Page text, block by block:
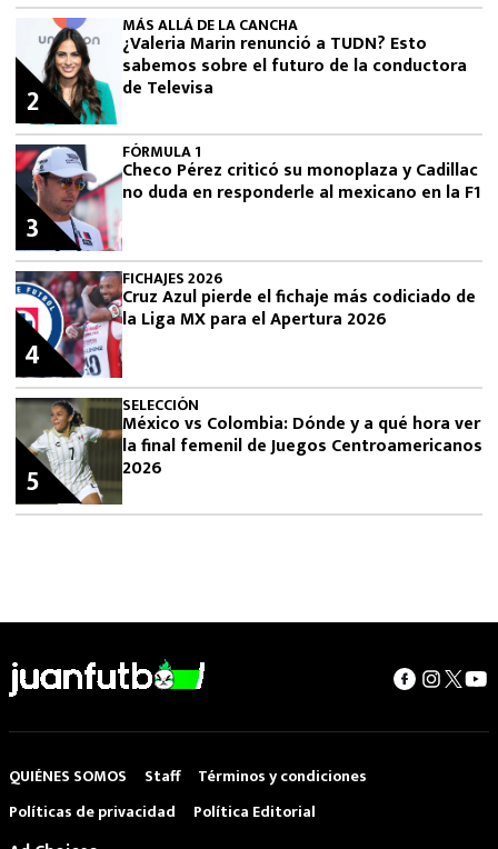
MÁS ALLÁ DE LA CANCHA
¿Valeria Marin renunció a TUDN? Esto
sabemos sobre el futuro de la conductora
de Televisa
2
FÓRMULA 1
Checo Pérez criticó su monoplaza y Cadillac
no duda en responderle al mexicano en la F1
3
FICHAJES 2026
Cruz Azul pierde el fichaje más codiciado de
la Liga MX para el Apertura 2026
4
SELECCIÓN
México vs Colombia: Dónde y a qué hora ver
la final femenil de Juegos Centroamericanos
2026
5
QUIÉNES SOMOS Staff
Términos y condiciones
Políticas de privacidad
Política Editorial